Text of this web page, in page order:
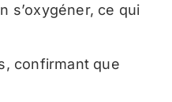
s’oxygéner, ce qui
confirmant que